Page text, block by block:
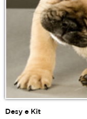
Desy e Kit